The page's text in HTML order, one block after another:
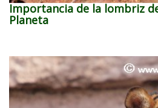
Importancia de la lombriz
Planeta